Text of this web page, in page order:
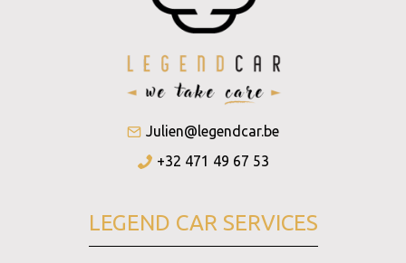
Julien@legendcar.be
+32 471 49 67 53
LEGEND CAR SERVICES